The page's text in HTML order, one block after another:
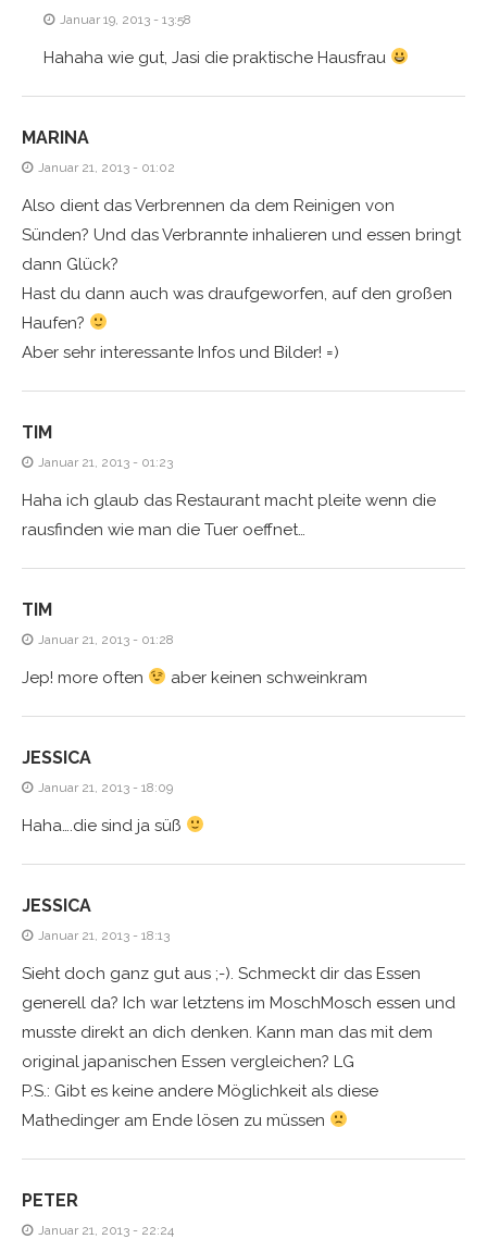
Januar 19, 2013 - 13:58
Hahaha wie gut, Jasi die praktische Hausfrau
MARINA
Januar 21, 2013 - 01:02
Also dient das Verbrennen da dem Reinigen von
Sünden? Und das Verbrannte inhalieren und essen bringt
dann Glück?
Hast du dann auch was draufgeworfen, auf den großen
Haufen?
Aber sehr interessante Infos und Bilder! =)
TIM
Januar 21, 2013 - 01:23
Haha ich glaub das Restaurant macht pleite wenn die
rausfinden wie man die Tuer oeffnet…
TIM
Januar 21, 2013 - 01:28
Jep! more often aber keinen schweinkram
JESSICA
Januar 21, 2013 - 18:09
Haha….die sind ja süß
JESSICA
Januar 21, 2013 - 18:13
Sieht doch ganz gut aus ;-). Schmeckt dir das Essen
generell da? Ich war letztens im MoschMosch essen und
musste direkt an dich denken. Kann man das mit dem
original japanischen Essen vergleichen? LG
P.S.: Gibt es keine andere Möglichkeit als diese
Mathedinger am Ende lösen zu müssen
PETER
Januar 21, 2013 - 22:24